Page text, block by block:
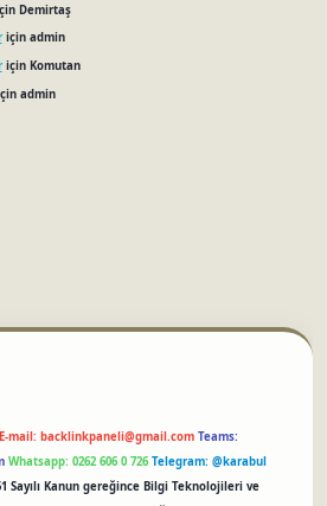
Demirtaş
için admin
için Komutan
admin
E-mail: backlinkpaneli@gmail.com Teams:
Whatsapp: 0262 606 0 726 Telegram: @karabul
Sayılı Kanun gereğince Bilgi Teknolojileri ve